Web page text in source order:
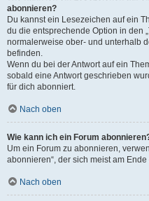
abonnieren?
Du kannst ein Lesezeichen auf ein
du die entsprechende Option in den
normalerweise ober- und unterhalb
befinden.
Wenn du bei der Antwort auf ein
sobald eine Antwort geschrieben
für dich abonniert.
Nach oben
Wie kann ich ein Forum
Um ein Forum zu abonnieren,
abonnieren“, der sich meist am
Nach oben